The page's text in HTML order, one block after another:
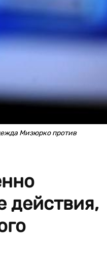
Мизюрко против
действия,